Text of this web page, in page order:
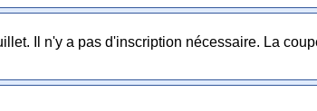
Il n'y a pas d'inscription nécessaire. La